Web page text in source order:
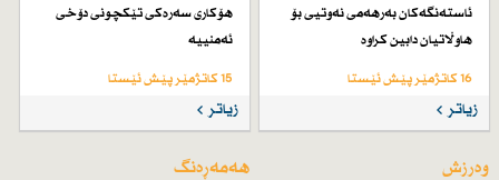
ئاستەنگەكان بەرهەمی نەوتیی بۆ
هاوڵاتیان دابین كراوە
16 کاتژمێر پێش ئێستا
زیاتر
هۆكاری سەرەكی تێكچونی دۆخی
ئەمنییە
15 کاتژمێر پێش ئێستا
زیاتر
وەرزش هەمەڕەنگ